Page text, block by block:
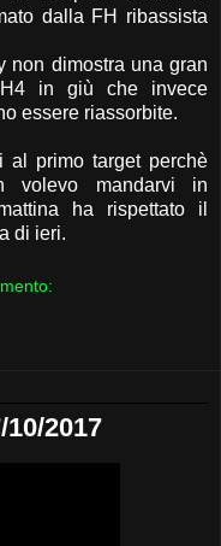
dalla FH ribassista
non dimostra una gran
in giù che invece
essere riassorbite.
al primo target perchè
volevo mandarvi in
ha rispettato il
di ieri.
2017